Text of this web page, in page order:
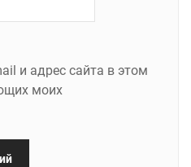
и адрес сайта в этом
моих